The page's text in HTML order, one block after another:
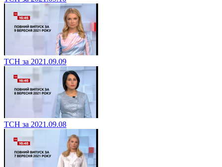
ТСН за 2021.09.09
ТСН за 2021.09.08